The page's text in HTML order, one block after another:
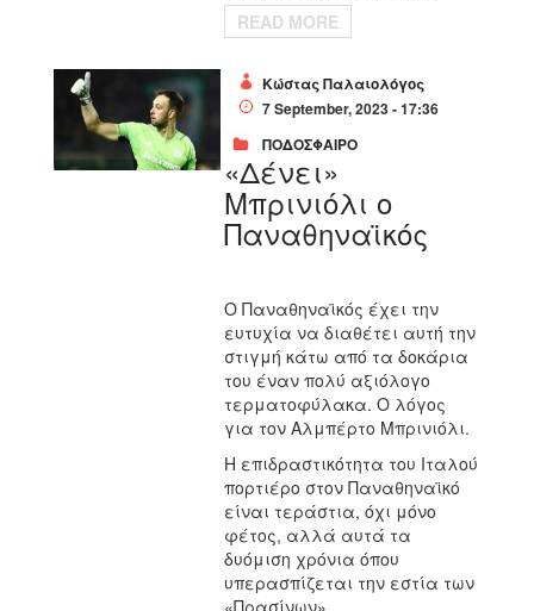
READ MORE
Κώστας Παλαιολόγος
7 September, 2023 - 17:36
ΠΟΔΟΣΦΑΙΡΟ
«Δένει»
Μπρινιόλι ο
Παναθηναϊκός
Ο Παναθηναϊκός έχει την
ευτυχία να διαθέτει αυτή την
στιγμή κάτω από τα δοκάρια
του έναν πολύ αξιόλογο
τερματοφύλακα. Ο λόγος
για τον Αλμπέρτο Μπρινιόλι.
Η επιδραστικότητα του Ιταλού
πορτιέρο στον Παναθηναϊκό
είναι τεράστια, όχι μόνο
φέτος, αλλά αυτά τα
δυόμιση χρόνια όπου
υπερασπίζεται την εστία των